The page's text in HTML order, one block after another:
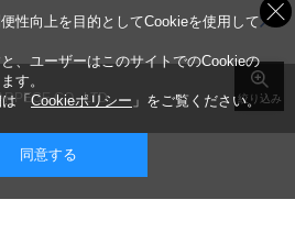
絞り込み
CO., LTD.
スマートフォン版 |
性向上を目的としてCookieを使用して
、ユーザーはこのサイトでのCookieの
す。
「Cookieポリシー 」をご覧ください。
同意する